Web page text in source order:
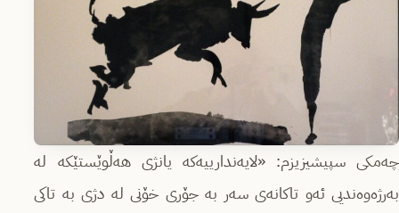
چەمکی سپیشیزیزم: «لایەندارییەکە یانژی هەڵوێستێکە لە
بەرژەوەندیی ئەو تاکانەی سەر بە جۆری خۆنی لە دژی بە تاکی